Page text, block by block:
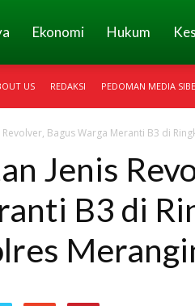
Ekonomi Hukum
US REDAKSI PEDOMAN MEDIA
Revolver, Bagus Warga Meranti B3 di
Jenis
B3 di